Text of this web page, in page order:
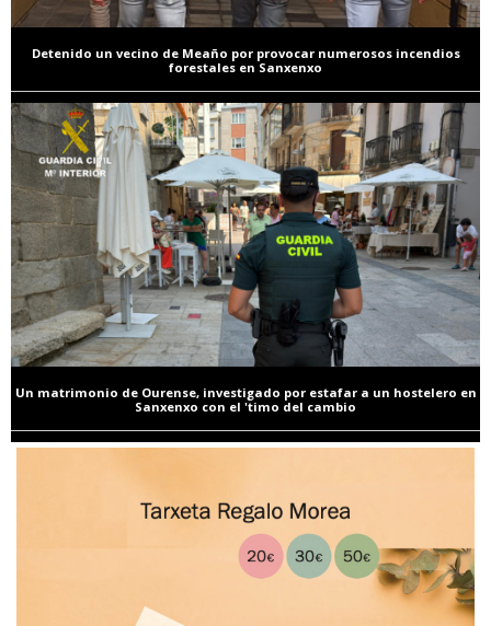
Detenido un vecino de Meaño por provocar numerosos incendios
forestales en Sanxenxo
Un matrimonio de Ourense, investigado por estafar a un hostelero en
Sanxenxo con el 'timo del cambio